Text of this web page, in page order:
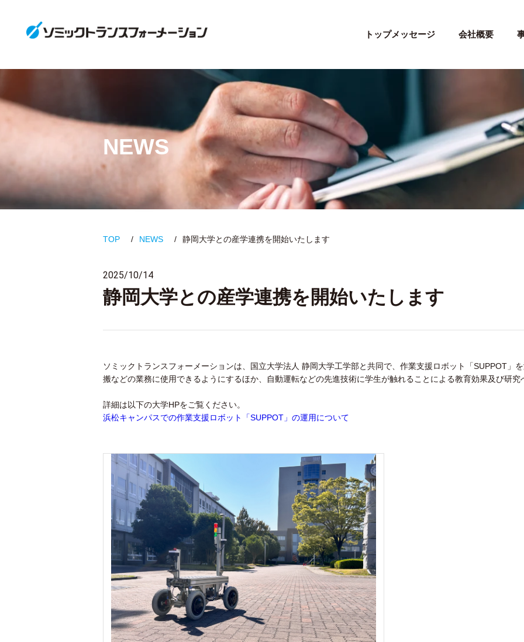
トップメッセージ 会社概要
NEWS
TOP NEWS 静岡大学との産学連携を開始いたします
2025/10/14
静岡大学との産学連携を開始いたします
ソミックトランスフォーメーションは、国立大学法人 静岡大学工学部と共同で、作業支援ロボット「SUPPOT」
搬などの業務に使用できるようにするほか、自動運転などの先進技術に学生が触れることによる教育効果及び研究
詳細は以下の大学HPをご覧ください。
浜松キャンパスでの作業支援ロボット「SUPPOT」の運用について